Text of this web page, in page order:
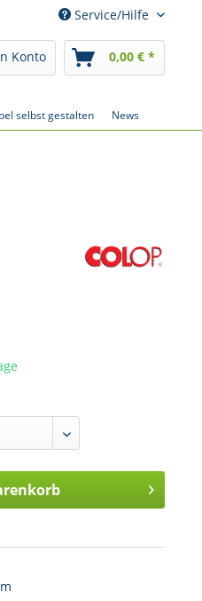
Service/Hilfe
Konto 0,00 € *
selbst gestalten News